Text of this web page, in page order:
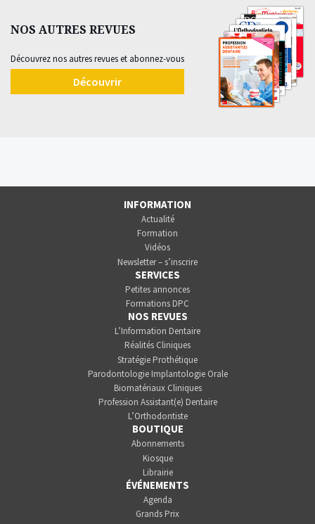
NOS AUTRES REVUES
Découvrez nos autres revues et abonnez-vous
Découvrir
INFORMATION
Actualité
Formation
Vidéos
Newsletter – s’inscrire
SERVICES
Petites annonces
Formations DPC
NOS REVUES
L’Information Dentaire
Réalités Cliniques
Stratégie Prothétique
Parodontologie Implantologie Orale
Biomatériaux Cliniques
Profession Assistant(e) Dentaire
L’Orthodontiste
BOUTIQUE
Abonnements
Kiosque
Librairie
ÉVÉNEMENTS
Agenda
Grands Prix